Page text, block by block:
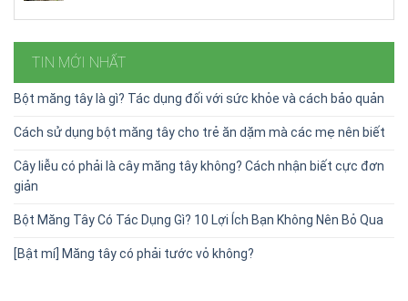
TIN MỚI NHẤT
Bột măng tây là gì? Tác dụng đối với sức khỏe và cách bảo quản
Cách sử dụng bột măng tây cho trẻ ăn dặm mà các mẹ nên biết
Cây liễu có phải là cây măng tây không? Cách nhận biết cực đơn
giản
Bột Măng Tây Có Tác Dụng Gì? 10 Lợi Ích Bạn Không Nên Bỏ Qua
[Bật mí] Măng tây có phải tước vỏ không?